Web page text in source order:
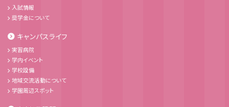
入試情報
奨学金について
キャンパスライフ
実習病院
学内イベント
学校設備
地域交流活動について
学園周辺スポット